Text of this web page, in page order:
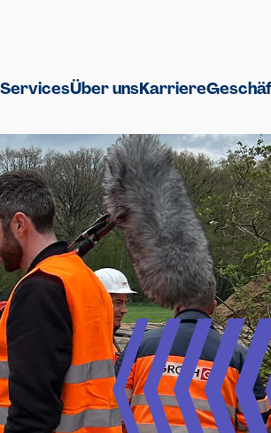
ServicesÜber unsKarriere